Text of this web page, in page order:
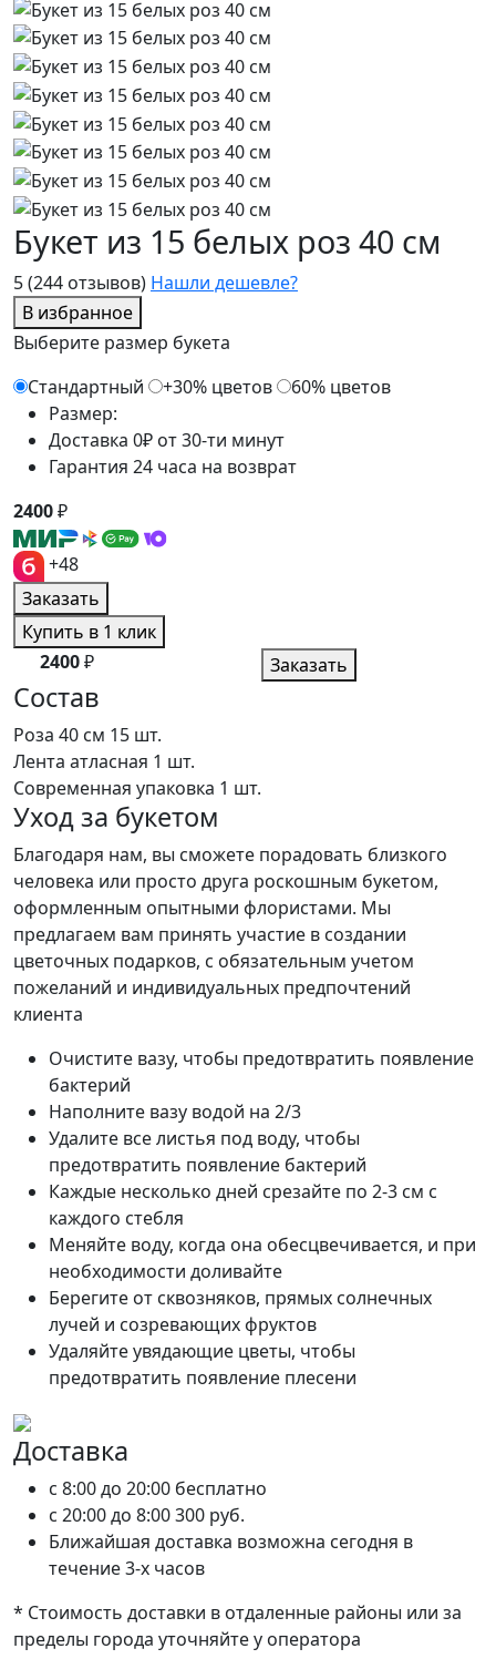
5(244 отзывов) Нашли дешевле?
В избранное
Букет из 15 белых роз 40 см
Выберите размер букета
Стандартный
+30% цветов
60% цветов
Размер:
Доставка 0₽ от 30-ти минут
Гарантия 24 часа на возврат
2400₽
+48
Заказать
Купить в 1 клик
2400₽ Заказать
Состав
Роза 40 см 15 шт.
Лента атласная 1 шт.
Современная упаковка 1 шт.
Уход за букетом
Благодаря нам, вы сможете порадовать близкого
человека или просто друга роскошным букетом,
оформленным опытными флористами. Мы
предлагаем вам принять участие в создании
цветочных подарков, с обязательным учетом
пожеланий и индивидуальных предпочтений
клиента
Очистите вазу, чтобы предотвратить появление
бактерий
Наполните вазу водой на 2/3
Удалите все листья под воду, чтобы
предотвратить появление бактерий
Каждые несколько дней срезайте по 2-3 см с
каждого стебля
Меняйте воду, когда она обесцвечивается, и при
необходимости доливайте
Берегите от сквозняков, прямых солнечных
лучей и созревающих фруктов
Удаляйте увядающие цветы, чтобы
предотвратить появление плесени
Доставка
c 8:00 до 20:00 бесплатно
c 20:00 до 8:00300 руб.
Ближайшая доставка возможна сегодня в
течение 3-х часов
* Стоимость доставки в отдаленные районы или за
пределы города уточняйте у оператора